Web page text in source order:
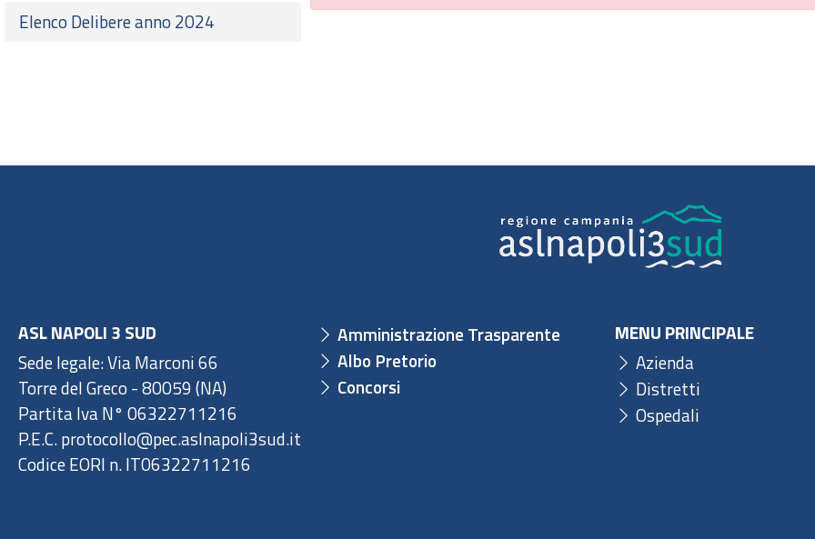
Elenco Delibere anno 2024
ASL NAPOLI 3 SUD
Sede legale: Via Marconi 66
Torre del Greco - 80059 (NA)
Partita Iva N° 06322711216
P.E.C. protocollo@pec.aslnapoli3sud.it
Codice EORI n. IT06322711216
Amministrazione Trasparente
Albo Pretorio
Concorsi
MENU PRINCIPALE
Azienda
Distretti
Ospedali